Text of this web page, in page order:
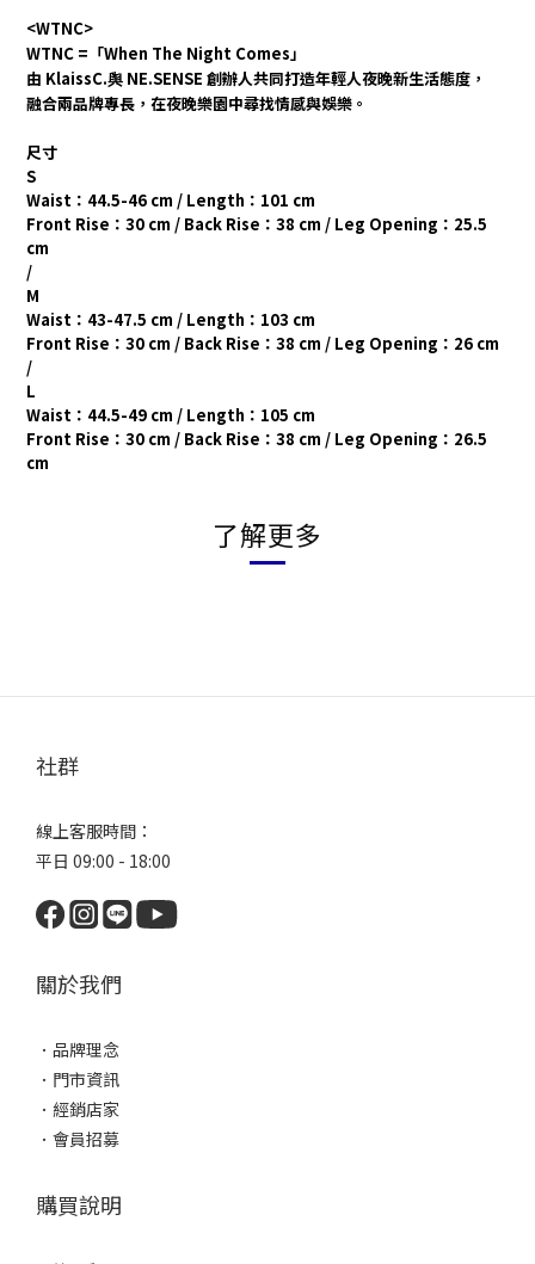
<WTNC>
WTNC =「When The Night Comes」
由 KlaissC.舆 NE.SENSE 創辦人共同打造年輕人夜晚新生活態度，
融合兩品牌專長，在夜晚樂園中尋找情感與娛樂。
尺寸
S
Waist：44.5-46 cm / Length：101 cm
Front Rise：30 cm / Back Rise：38 cm / Leg Opening：25.5
cm
/
M
Waist：43-47.5 cm / Length：103 cm
Front Rise：30 cm / Back Rise：38 cm / Leg Opening：26 cm
/
L
Waist：44.5-49 cm / Length：105 cm
Front Rise：30 cm / Back Rise：38 cm / Leg Opening：26.5
cm
了解更多
社群
線上客服時間：
平日 09:00 - 18:00
關於我們
． 品牌理念
． 門市資訊
． 經銷店家
． 會員招募
購買說明